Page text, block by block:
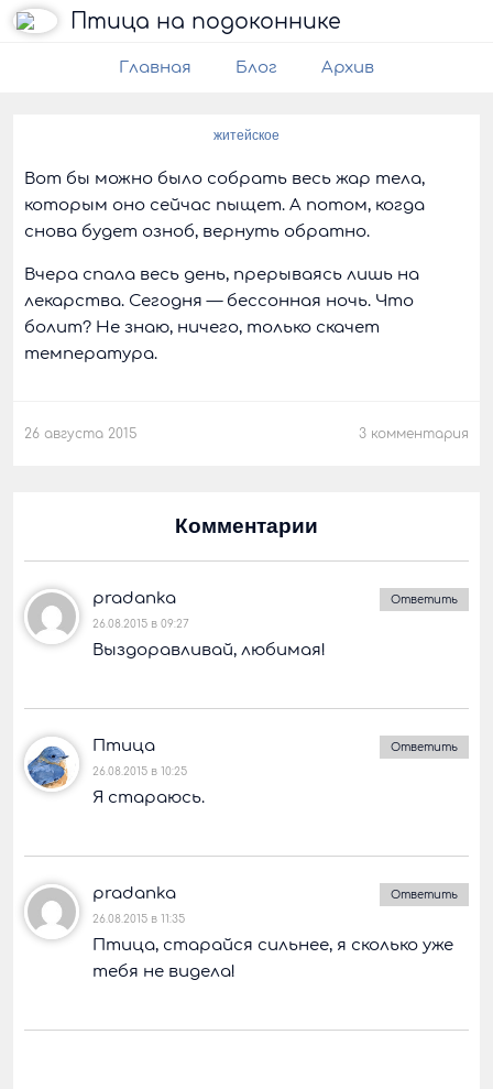
Птица на подоконнике
Главная Блог Архив
житейское
Вот бы можно было собрать весь жар тела,
которым оно сейчас пыщет. А потом, когда
снова будет озноб, вернуть обратно.
Вчера спала весь день, прерываясь лишь на
лекарства. Сегодня — бессонная ночь. Что
болит? Не знаю, ничего, только скачет
температура.
26 августа 2015 3 комментария
Комментарии
pradanka
26.08.2015 в 09:27
Выздоравливай, любимая!
Ответить
Птица
26.08.2015 в 10:25
Я стараюсь.
Ответить
pradanka
26.08.2015 в 11:35
Птица, старайся сильнее, я сколько уже
тебя не видела!
Ответить